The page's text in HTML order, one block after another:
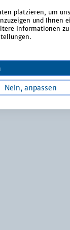
platzieren, um
und Ihnen
Informationen zu
Nein, anpassen